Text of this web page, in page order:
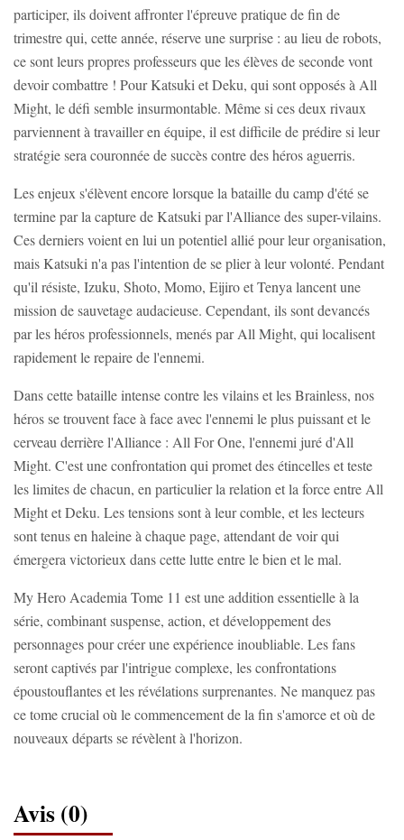
participer, ils doivent affronter l'épreuve pratique de fin de
trimestre qui, cette année, réserve une surprise : au lieu de robots,
ce sont leurs propres professeurs que les élèves de seconde vont
devoir combattre ! Pour Katsuki et Deku, qui sont opposés à All
Might, le défi semble insurmontable. Même si ces deux rivaux
parviennent à travailler en équipe, il est difficile de prédire si leur
stratégie sera couronnée de succès contre des héros aguerris.
Les enjeux s'élèvent encore lorsque la bataille du camp d'été se
termine par la capture de Katsuki par l'Alliance des super-vilains.
Ces derniers voient en lui un potentiel allié pour leur organisation,
mais Katsuki n'a pas l'intention de se plier à leur volonté. Pendant
qu'il résiste, Izuku, Shoto, Momo, Eijiro et Tenya lancent une
mission de sauvetage audacieuse. Cependant, ils sont devancés
par les héros professionnels, menés par All Might, qui localisent
rapidement le repaire de l'ennemi.
Dans cette bataille intense contre les vilains et les Brainless, nos
héros se trouvent face à face avec l'ennemi le plus puissant et le
cerveau derrière l'Alliance : All For One, l'ennemi juré d'All
Might. C'est une confrontation qui promet des étincelles et teste
les limites de chacun, en particulier la relation et la force entre All
Might et Deku. Les tensions sont à leur comble, et les lecteurs
sont tenus en haleine à chaque page, attendant de voir qui
émergera victorieux dans cette lutte entre le bien et le mal.
My Hero Academia Tome 11 est une addition essentielle à la
série, combinant suspense, action, et développement des
personnages pour créer une expérience inoubliable. Les fans
seront captivés par l'intrigue complexe, les confrontations
époustouflantes et les révélations surprenantes. Ne manquez pas
ce tome crucial où le commencement de la fin s'amorce et où de
nouveaux départs se révèlent à l'horizon.
Avis (0)